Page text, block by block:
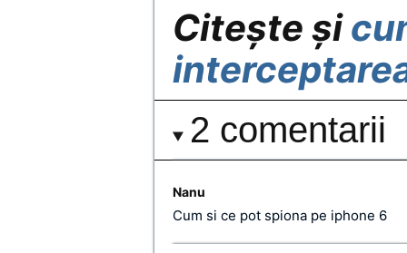
Citește și
2 comentarii
Nanu
Cum si ce pot spiona pe iphone 6